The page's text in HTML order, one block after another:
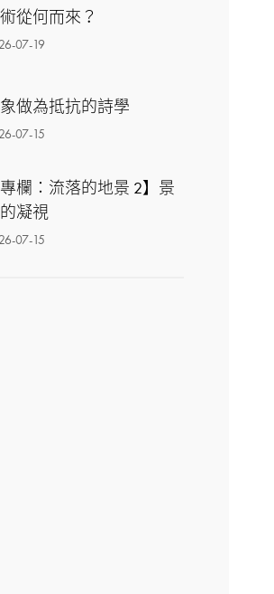
從何而來？
07-19
做為抵抗的詩學
07-15
專欄：流落的地景 2】景
凝視
07-15